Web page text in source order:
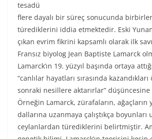
tesadü
flere dayalı bir süreç sonucunda
türediklerini iddia etmektedir. Eski
çıkan evrim fikrini kapsamlı olarak ilk
Fransız biyolog Jean Baptiste Lamarck
Lamarck’ın 19. yüzyıl başında ortaya
“canlılar hayatları sırasında
sonraki nesillere aktarırlar” düşüncesine
Örneğin Lamarck, zürafaların, ağaçların
dallarına uzanmaya çalıştıkça boyunları
ceylanlardan türediklerini belirtmiştir.